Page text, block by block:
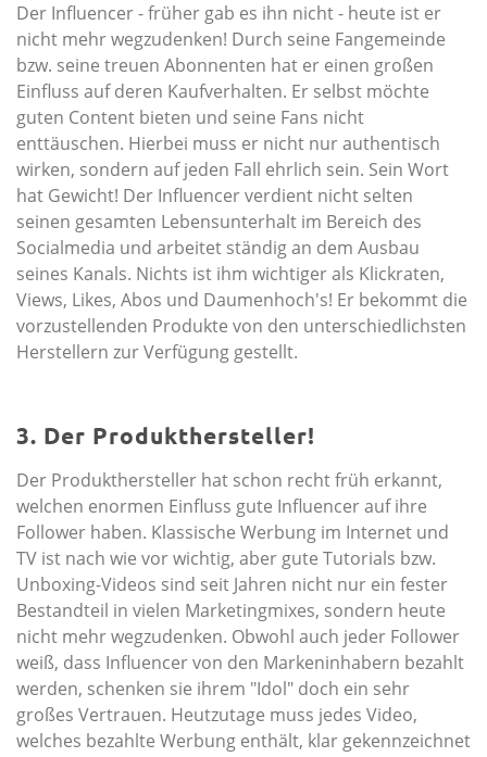
Der Influencer - früher gab es ihn nicht - heute ist er
nicht mehr wegzudenken! Durch seine Fangemeinde
bzw. seine treuen Abonnenten hat er einen großen
Einfluss auf deren Kaufverhalten. Er selbst möchte
guten Content bieten und seine Fans nicht
enttäuschen. Hierbei muss er nicht nur authentisch
wirken, sondern auf jeden Fall ehrlich sein. Sein Wort
hat Gewicht! Der Influencer verdient nicht selten
seinen gesamten Lebensunterhalt im Bereich des
Socialmedia und arbeitet ständig an dem Ausbau
seines Kanals. Nichts ist ihm wichtiger als Klickraten,
Views, Likes, Abos und Daumenhoch's! Er bekommt die
vorzustellenden Produkte von den unterschiedlichsten
Herstellern zur Verfügung gestellt.
3. Der Produkthersteller!
Der Produkthersteller hat schon recht früh erkannt,
welchen enormen Einfluss gute Influencer auf ihre
Follower haben. Klassische Werbung im Internet und
TV ist nach wie vor wichtig, aber gute Tutorials bzw.
Unboxing-Videos sind seit Jahren nicht nur ein fester
Bestandteil in vielen Marketingmixes, sondern heute
nicht mehr wegzudenken. Obwohl auch jeder Follower
weiß, dass Influencer von den Markeninhabern bezahlt
werden, schenken sie ihrem "Idol" doch ein sehr
großes Vertrauen. Heutzutage muss jedes Video,
welches bezahlte Werbung enthält, klar gekennzeichnet